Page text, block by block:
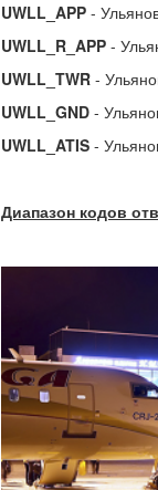
UWLL_APP -
UWLL_R_APP -
UWLL_TWR -
UWLL_GND -
UWLL_ATIS -
Диапазон кодов